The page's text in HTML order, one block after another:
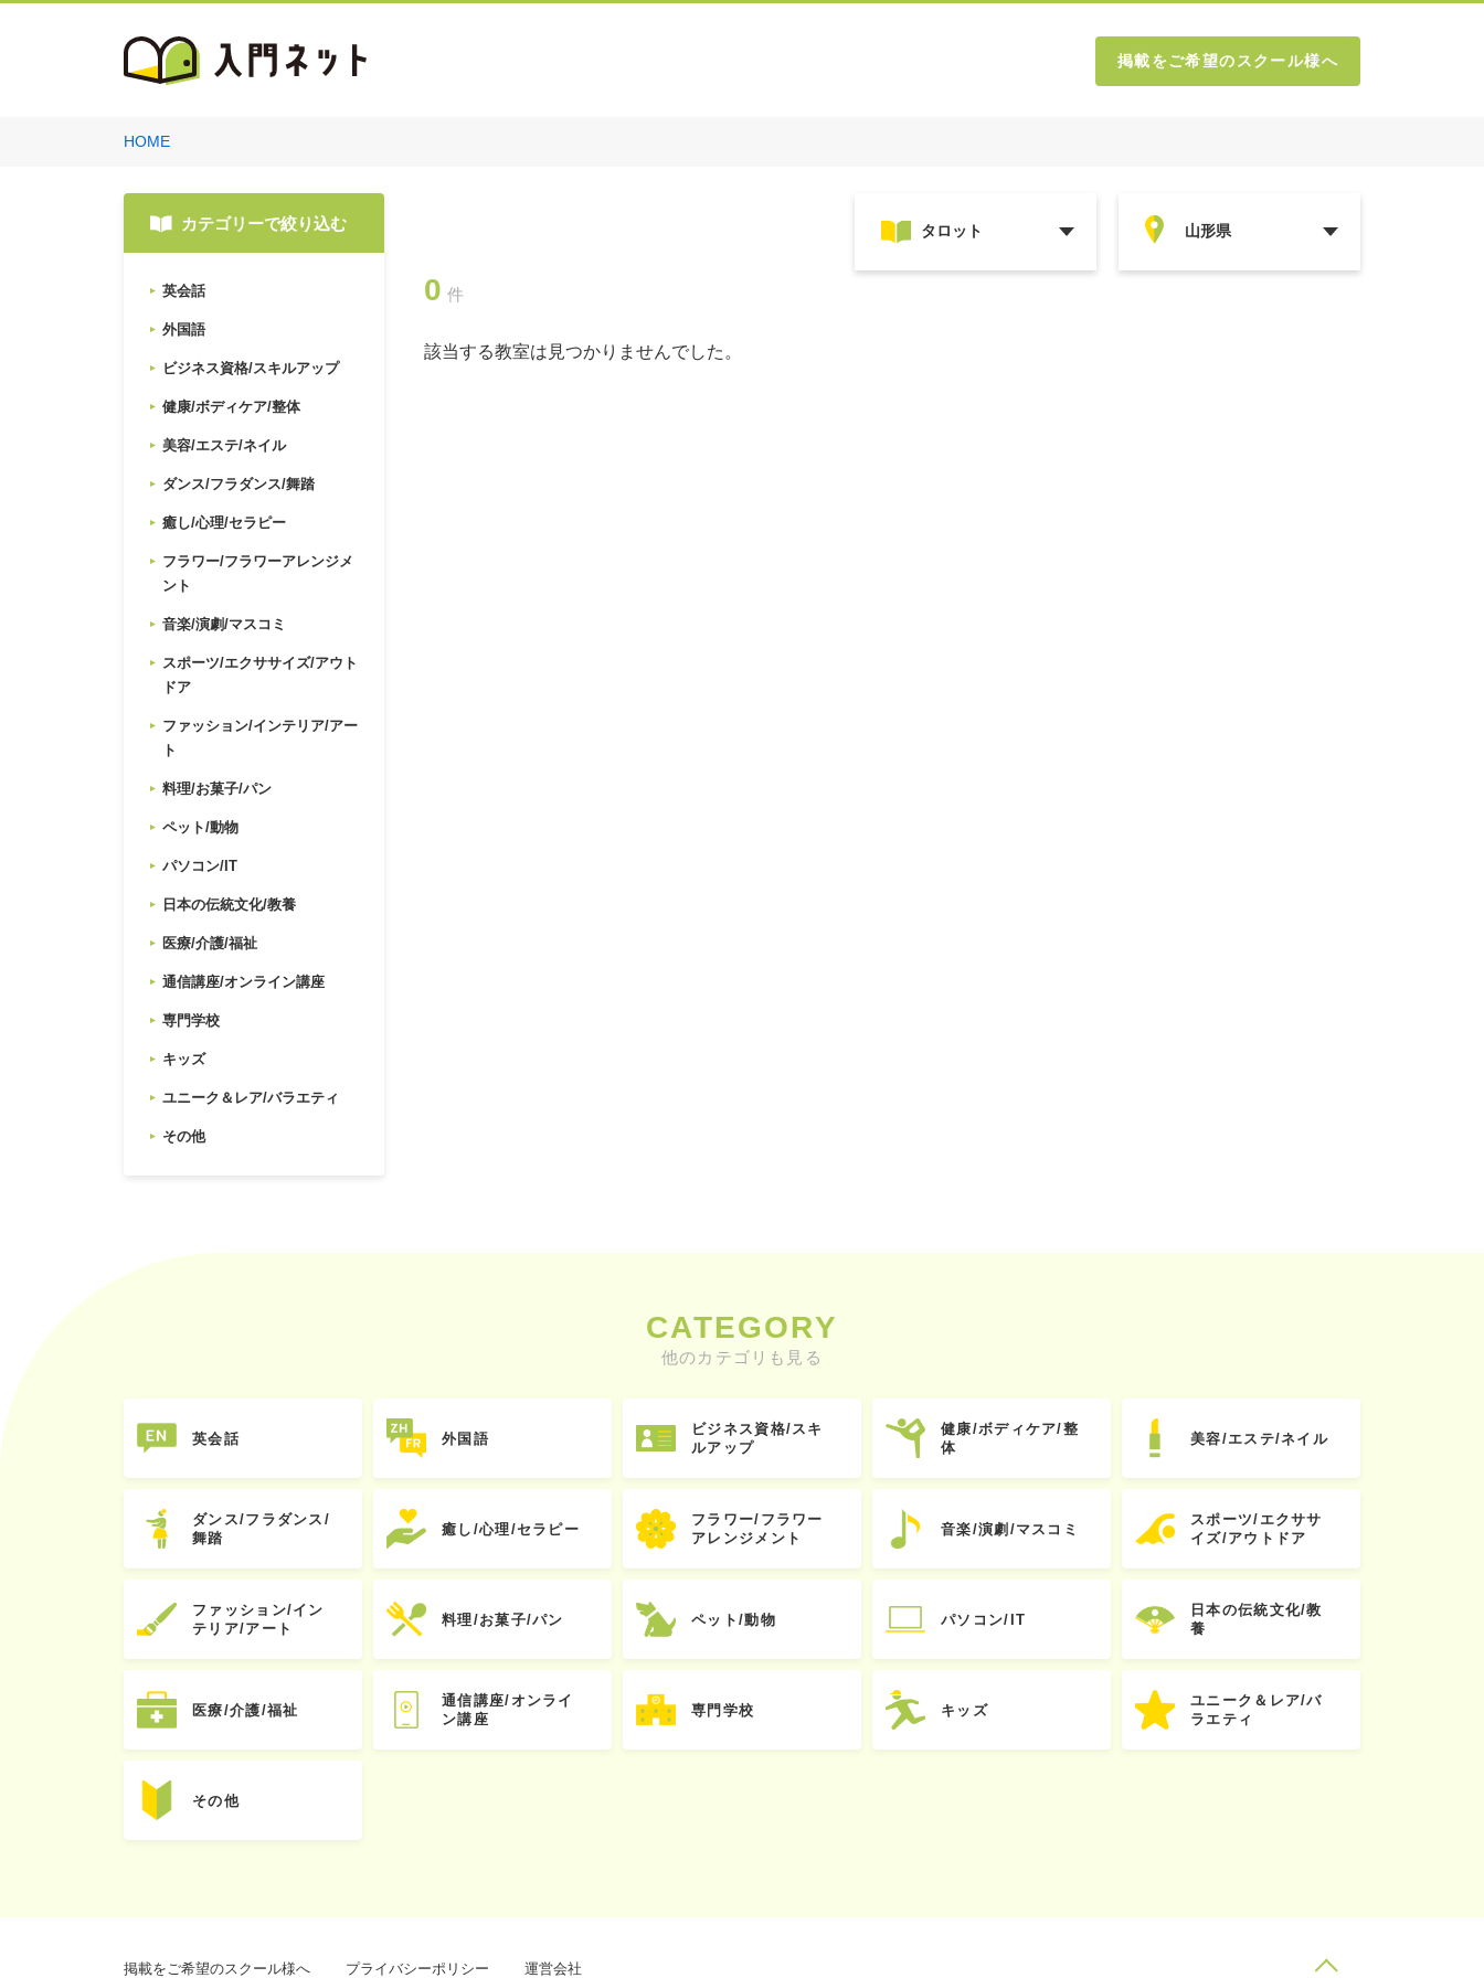
掲載をご希望のスクール様へ
HOME
カテゴリーで絞り込む
英会話
外国語
ビジネス資格/スキルアップ
健康/ボディケア/整体
美容/エステ/ネイル
ダンス/フラダンス/舞踏
癒し/心理/セラピー
フラワー/フラワーアレンジメ
ント
音楽/演劇/マスコミ
スポーツ/エクササイズ/アウト
ドア
ファッション/インテリア/アー
ト
料理/お菓子/パン
ペット/動物
パソコン/IT
日本の伝統文化/教養
医療/介護/福祉
通信講座/オンライン講座
専門学校
キッズ
ユニーク＆レア/バラエティ
その他
0 件
該当する教室は見つかりませんでした。
CATEGORY
他のカテゴリも見る
英会話 外国語
ビジネス資格/スキ
ルアップ
健康/ボディケア/整
体
美容/エステ/ネイル
ダンス/フラダンス/
舞踏
癒し/心理/セラピー
フラワー/フラワー
アレンジメント
音楽/演劇/マスコミ
スポーツ/エクササ
イズ/アウトドア
ファッション/イン
テリア/アート
料理/お菓子/パン ペット/動物 パソコン/IT
日本の伝統文化/教
養
医療/介護/福祉
通信講座/オンライ
ン講座
専門学校 キッズ
ユニーク＆レア/バ
ラエティ
その他
掲載をご希望のスクール様へ プライバシーポリシー 運営会社